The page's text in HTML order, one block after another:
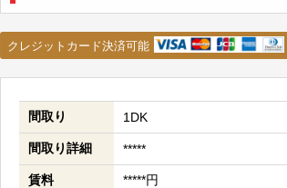
クレジットカード決済可能
間取り 1DK
間取り詳細 *****
賃料 *****円